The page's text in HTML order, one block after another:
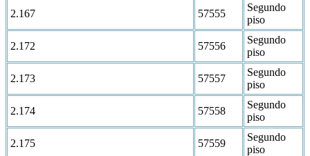
2.167 57555
Segundo
piso
2.172 57556
Segundo
piso
2.173 57557
Segundo
piso
2.174 57558
Segundo
piso
2.175 57559
Segundo
piso